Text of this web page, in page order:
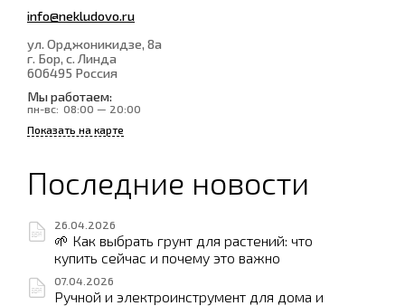
info@nekludovo.ru
ул. Орджоникидзе, 8а
г. Бор, с. Линда
606495 Россия
Мы работаем:
пн-вс: 08:00 — 20:00
Показать на карте
Последние новости
26.04.2026
🌱 Как выбрать грунт для растений: что
купить сейчас и почему это важно
07.04.2026
Ручной и электроинструмент для дома и